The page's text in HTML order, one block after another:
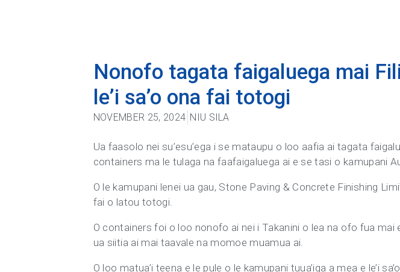
Nonofo tagata faigaluega mai
le’i sa’o ona fai totogi
NOVEMBER 25, 2024 NIU SILA
Ua faasolo nei su’esu’ega i se mataupu o loo aafia ai tagata
containers ma le tulaga na faafaigaluega ai e se tasi o kamupani
O le kamupani lenei ua gau, Stone Paving & Concrete Finishing
fai o latou totogi.
O containers foi o loo nonofo ai nei i Takanini o lea na ofo fua
ua siitia ai mai taavale na momoe muamua ai.
O loo matua’i teena e le pule o le kamupani tuua’iga a mea e le’i